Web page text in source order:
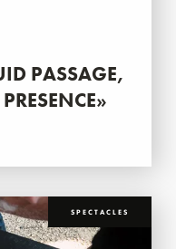
PASSAGE,
SPECTACLES